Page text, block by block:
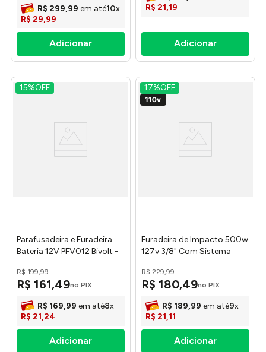
R$ 299,99 em até10x
R$ 29,99
R$ 21,19
15%OFF
Parafusadeira e Furadeira
Bateria 12V PFV012 Bivolt -
R$ 199,99
R$ 161,49no PIX
R$ 169,99 em até8x
R$ 21,24
17%OFF
Furadeira de Impacto 500w
127v 3/8" Com Sistema
Tramontina
R$ 229,99
R$ 180,49no PIX
R$ 189,99 em até9x
R$ 21,11